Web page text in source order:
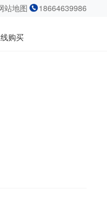
站地图 18664639986
购买